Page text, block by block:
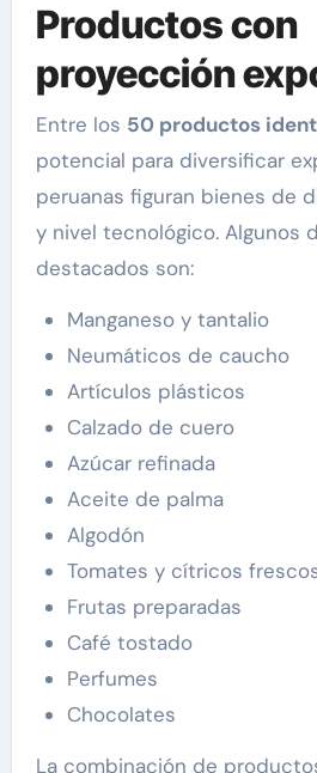
Productos con
proyección
Entre los 50 productos
potencial para diversificar
peruanas figuran bienes de
y nivel tecnológico. Algunos
destacados son:
Manganeso y tantalio
Neumáticos de caucho
Artículos plásticos
Calzado de cuero
Azúcar refinada
Aceite de palma
Algodón
Tomates y cítricos
Frutas preparadas
Café tostado
Perfumes
Chocolates
La combinación de